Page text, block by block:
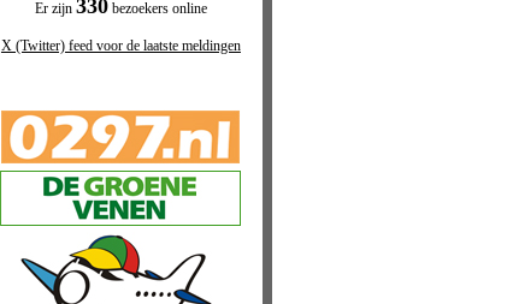
Er zijn 330bezoekers online
X (Twitter) feed voor de laatste meldingen